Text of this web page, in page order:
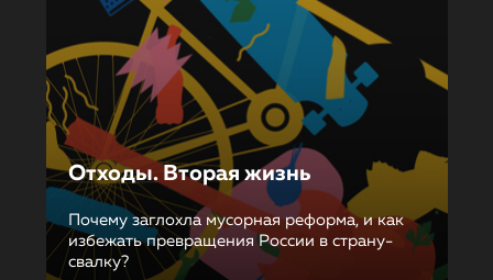
Отходы. Вторая жизнь
Почему заглохла мусорная реформа, и как
избежать превращения России в страну-
свалку?